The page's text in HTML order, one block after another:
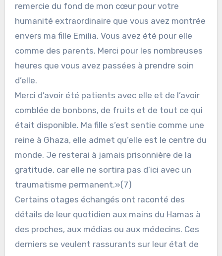
remercie du fond de mon cœur pour votre
humanité extraordinaire que vous avez montrée
envers ma fille Emilia. Vous avez été pour elle
comme des parents. Merci pour les nombreuses
heures que vous avez passées à prendre soin
d’elle.
Merci d’avoir été patients avec elle et de l’avoir
comblée de bonbons, de fruits et de tout ce qui
était disponible. Ma fille s’est sentie comme une
reine à Ghaza, elle admet qu’elle est le centre du
monde. Je resterai à jamais prisonnière de la
gratitude, car elle ne sortira pas d’ici avec un
traumatisme permanent.»(7)
Certains otages échangés ont raconté des
détails de leur quotidien aux mains du Hamas à
des proches, aux médias ou aux médecins. Ces
derniers se veulent rassurants sur leur état de